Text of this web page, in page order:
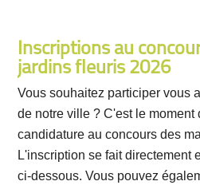
Inscriptions au
jardins fleuris 2026
Vous souhaitez participer vous
de notre ville ? C'est le moment
candidature au concours des
L'inscription se fait directement
ci-dessous. Vous pouvez